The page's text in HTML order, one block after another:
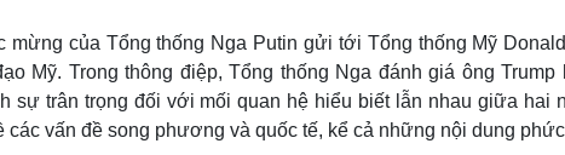
Hậu trường
Văn hóa
Sân khấu - Điện ảnh
Văn học
Giải trí
Thời trang
của Tổng thống Nga Putin gửi tới Tổng thống Mỹ
Mỹ. Trong thông điệp, Tổng thống Nga đánh giá ông Trump
sự trân trọng đối với mối quan hệ hiểu biết lẫn nhau giữa hai
vấn đề song phương và quốc tế, kể cả những nội dung